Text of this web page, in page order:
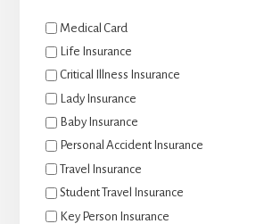
Medical Card
Life Insurance
Critical Illness Insurance
Lady Insurance
Baby Insurance
Personal Accident Insurance
Travel Insurance
Student Travel Insurance
Key Person Insurance